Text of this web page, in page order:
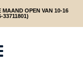
MAAND OPEN VAN 10-16
33711801)